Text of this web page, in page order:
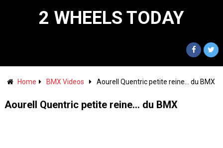
2 WHEELS TODAY
Home BMX Videos Aourell Quentric petite reine… du BMX
Aourell Quentric petite reine… du BMX